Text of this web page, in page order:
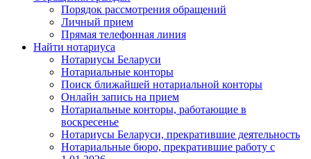
Порядок рассмотрения обращений
Личный прием
Прямая телефонная линия
Найти нотариуса
Нотариусы Беларуси
Нотариальные конторы
Поиск ближайшей нотариальной конторы
Онлайн запись на прием
Нотариальные конторы, работающие в
воскресенье
Нотариусы Беларуси, прекратившие деятельность
Нотариальные бюро, прекратившие работу с